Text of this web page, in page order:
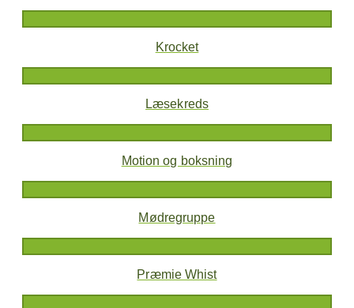
Krocket
Læsekreds
Motion og boksning
Mødregruppe
Præmie Whist